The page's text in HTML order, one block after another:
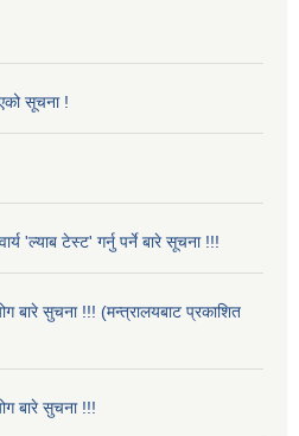
सूचना !
'ल्याब टेस्ट' गर्नु पर्ने बारे सूचना !!!
बारे सुचना !!! (मन्त्रालयबाट प्रकाशित
बारे सुचना !!!